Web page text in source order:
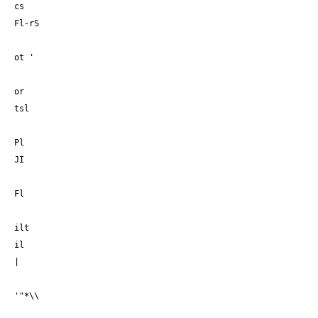
cs
Fl-rS
ot '
or
tsl
Pl
JI
Fl
ilt
il
'"*\\